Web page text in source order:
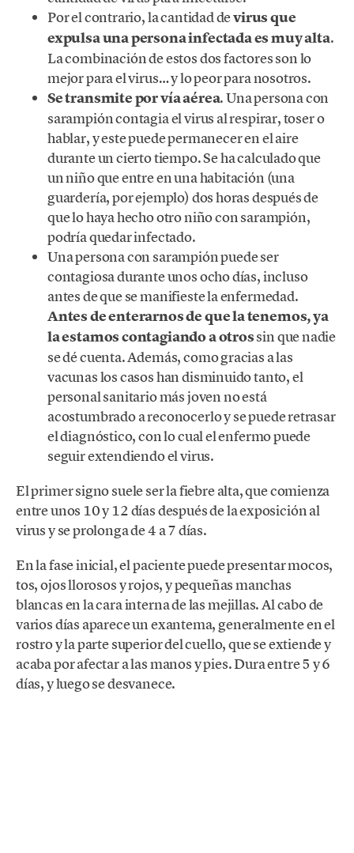
Por el contrario, la cantidad devirus que
expulsa una persona infectada es muy alta.
La combinación de estos dos factores son lo
mejor para el virus… y lo peor para nosotros.
Se transmite por vía aérea. Una persona con
sarampión contagia el virus al respirar, toser o
hablar, y este puede permanecer en el aire
durante un cierto tiempo. Se ha calculado que
un niño que entre en una habitación (una
guardería, por ejemplo) dos horas después de
que lo haya hecho otro niño con sarampión,
podría quedar infectado.
Una persona con sarampión puede ser
contagiosa durante unos ocho días, incluso
antes de que se manifieste la enfermedad.
Antes de enterarnos de que la tenemos, ya
la estamos contagiando a otrossin que nadie
se dé cuenta. Además, como gracias a las
vacunas los casos han disminuido tanto, el
personal sanitario más joven no está
acostumbrado a reconocerlo y se puede retrasar
el diagnóstico, con lo cual el enfermo puede
seguir extendiendo el virus.
El primer signo suele ser la fiebre alta, que comienza
entre unos 10 y 12 días después de la exposición al
virus y se prolonga de 4 a 7 días.
En la fase inicial, el paciente puede presentar mocos,
tos, ojos llorosos y rojos, y pequeñas manchas
blancas en la cara interna de las mejillas. Al cabo de
varios días aparece un exantema, generalmente en el
rostro y la parte superior del cuello, que se extiende y
acaba por afectar a las manos y pies. Dura entre 5 y 6
días, y luego se desvanece.